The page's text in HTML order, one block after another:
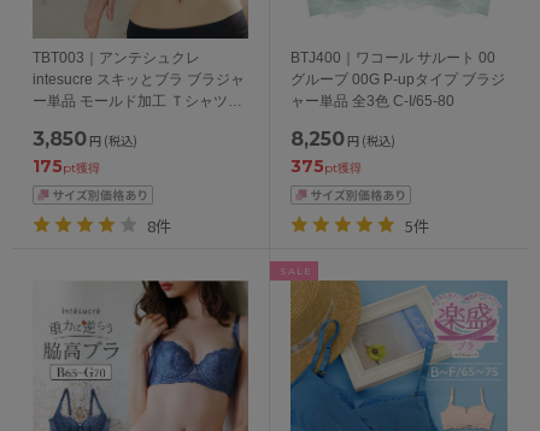
TBT003｜アンテシュクレ
intesucre スキッとブラ ブラジャ
ー単品 モールド加工 Ｔシャツブ
65/70/75/80cm
3,850 円 (税込)
175pt獲得
8件
BTJ400｜ワコール サルート 00
グループ 00G P-upタイプ ブラジ
ャー単品 全3色 C-I/65-80
8,250 円 (税込)
375pt獲得
5件
SALE